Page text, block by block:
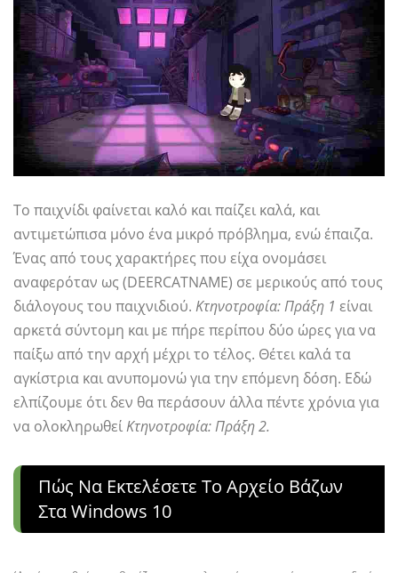
Το παιχνίδι φαίνεται καλό και παίζει καλά, και
αντιμετώπισα μόνο ένα μικρό πρόβλημα, ενώ έπαιζα.
Ένας από τους χαρακτήρες που είχα ονομάσει
αναφερόταν ως (DEERCATNAME) σε μερικούς από τους
διάλογους του παιχνιδιού. Κτηνοτροφία: Πράξη 1 είναι
αρκετά σύντομη και με πήρε περίπου δύο ώρες για να
παίξω από την αρχή μέχρι το τέλος. Θέτει καλά τα
αγκίστρια και ανυπομονώ για την επόμενη δόση. Εδώ
ελπίζουμε ότι δεν θα περάσουν άλλα πέντε χρόνια για
να ολοκληρωθείΚτηνοτροφία: Πράξη 2.
Πώς Να Εκτελέσετε Το Αρχείο Βάζων
Στα Windows 10